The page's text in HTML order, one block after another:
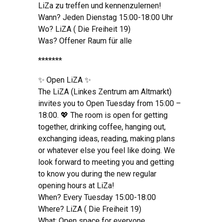
LiZa zu treffen und kennenzulernen!
Wann? Jeden Dienstag 15:00-18:00 Uhr
Wo? LiZA ( Die Freiheit 19)
Was? Offener Raum für alle
*******
✨ Open LiZA ✨
The LiZA (Linkes Zentrum am Altmarkt)
invites you to Open Tuesday from 15:00 –
18:00. 💖 The room is open for getting
together, drinking coffee, hanging out,
exchanging ideas, reading, making plans
or whatever else you feel like doing. We
look forward to meeting you and getting
to know you during the new regular
opening hours at LiZa!
When? Every Tuesday 15:00-18:00
Where? LiZA ( Die Freiheit 19)